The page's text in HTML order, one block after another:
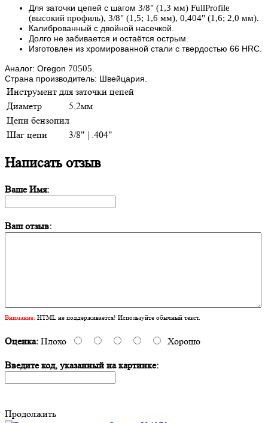
Для заточки цепей с шагом 3/8" (1,3 мм) FullProfile
(высокий профиль), 3/8" (1,5; 1,6 мм), 0,404" (1,6; 2,0 мм).
Калиброванный с двойной насечкой.
Долго не забивается и остаётся острым.
Изготовлен из хромированной стали с твердостью 66 HRC.
Аналог: Oregon 70505
Страна производитель: Швейцария.
Инструмент для заточки цепей
Диаметр
5,2мм
Цепи бензопил
Шаг цепи
3/8" | .404"
Написать отзыв
Ваше Имя:
Ваш отзыв:
Внимание: HTML не поддерживается! Используйте обычный текст.
Оценка: Плохо Хорошо
Введите код, указанный на картинке:
Продолжить